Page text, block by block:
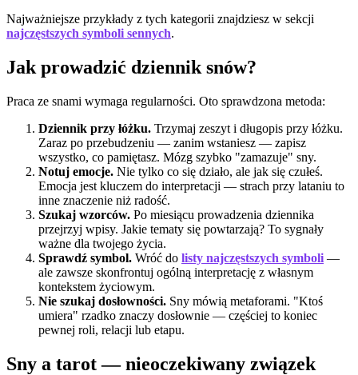
Najważniejsze przykłady z tych kategorii znajdziesz w sekcji
najczęstszych symboli sennych.
Jak prowadzić dziennik snów?
Praca ze snami wymaga regularności. Oto sprawdzona metoda:
Dziennik przy łóżku. Trzymaj zeszyt i długopis przy łóżku.
Zaraz po przebudzeniu — zanim wstaniesz — zapisz
wszystko, co pamiętasz. Mózg szybko "zamazuje" sny.
Notuj emocje. Nie tylko co się działo, ale jak się czułeś.
Emocja jest kluczem do interpretacji — strach przy lataniu to
inne znaczenie niż radość.
Szukaj wzorców. Po miesiącu prowadzenia dziennika
przejrzyj wpisy. Jakie tematy się powtarzają? To sygnały
ważne dla twojego życia.
Sprawdź symbol. Wróć do listy najczęstszych symboli —
ale zawsze skonfrontuj ogólną interpretację z własnym
kontekstem życiowym.
Nie szukaj dosłowności. Sny mówią metaforami. "Ktoś
umiera" rzadko znaczy dosłownie — częściej to koniec
pewnej roli, relacji lub etapu.
Sny a tarot — nieoczekiwany związek